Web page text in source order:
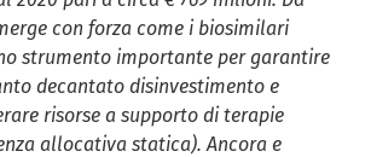
con forza come i biosimilari
strumento importante per garantire
decantato disinvestimento e
risorse a supporto di terapie
allocativa statica). Ancora e